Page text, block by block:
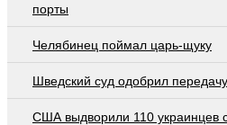
порты
Челябинец поймал царь-щуку
Шведский суд одобрил
США выдворили 110 украинцев